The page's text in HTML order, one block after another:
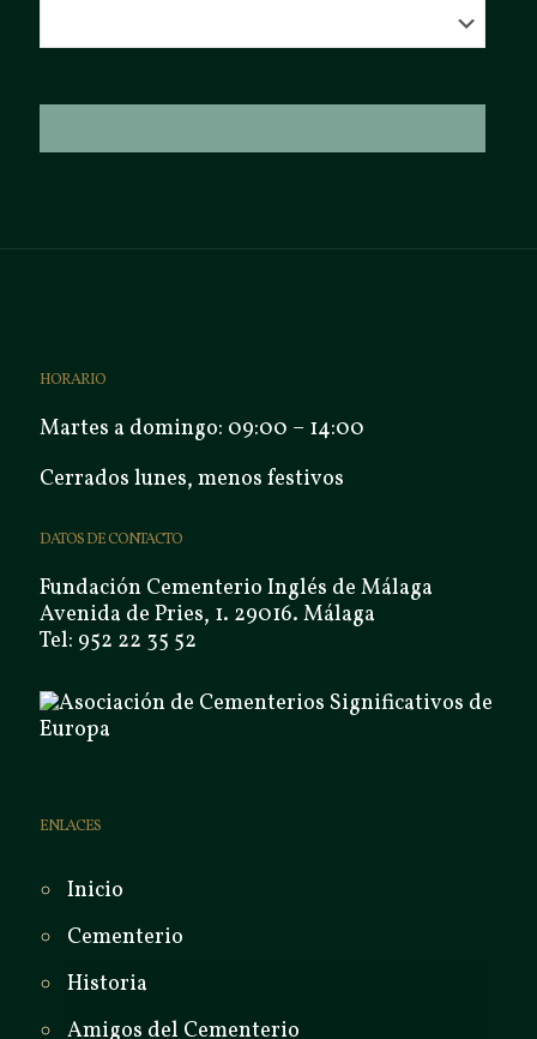
HORARIO
Martes a domingo: 09:00 – 14:00
Cerrados lunes, menos festivos
DATOS DE CONTACTO
Fundación Cementerio Inglés de Málaga
Avenida de Pries, 1. 29016. Málaga
Tel: 952 22 35 52
ENLACES
Inicio
Cementerio
Historia
Amigos del Cementerio